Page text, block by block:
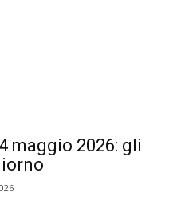
maggio 2026: gli